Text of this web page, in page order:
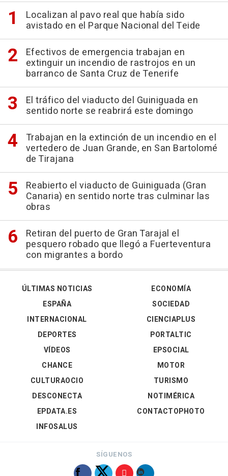
Localizan al pavo real que había sido
avistado en el Parque Nacional del Teide
Efectivos de emergencia trabajan en
extinguir un incendio de rastrojos en un
barranco de Santa Cruz de Tenerife
El tráfico del viaducto del Guiniguada en
sentido norte se reabrirá este domingo
Trabajan en la extinción de un incendio en el
vertedero de Juan Grande, en San Bartolomé
de Tirajana
Reabierto el viaducto de Guiniguada (Gran
Canaria) en sentido norte tras culminar las
obras
Retiran del puerto de Gran Tarajal el
pesquero robado que llegó a Fuerteventura
con migrantes a bordo
ÚLTIMAS NOTICIAS
ESPAÑA
INTERNACIONAL
DEPORTES
VÍDEOS
ECONOMÍA
SOCIEDAD
CIENCIAPLUS
PORTALTIC
EPSOCIAL
CHANCE
CULTURAOCIO
DESCONECTA
EPDATA.ES
INFOSALUS
MOTOR
TURISMO
NOTIMÉRICA
CONTACTOPHOTO
SÍGUENOS